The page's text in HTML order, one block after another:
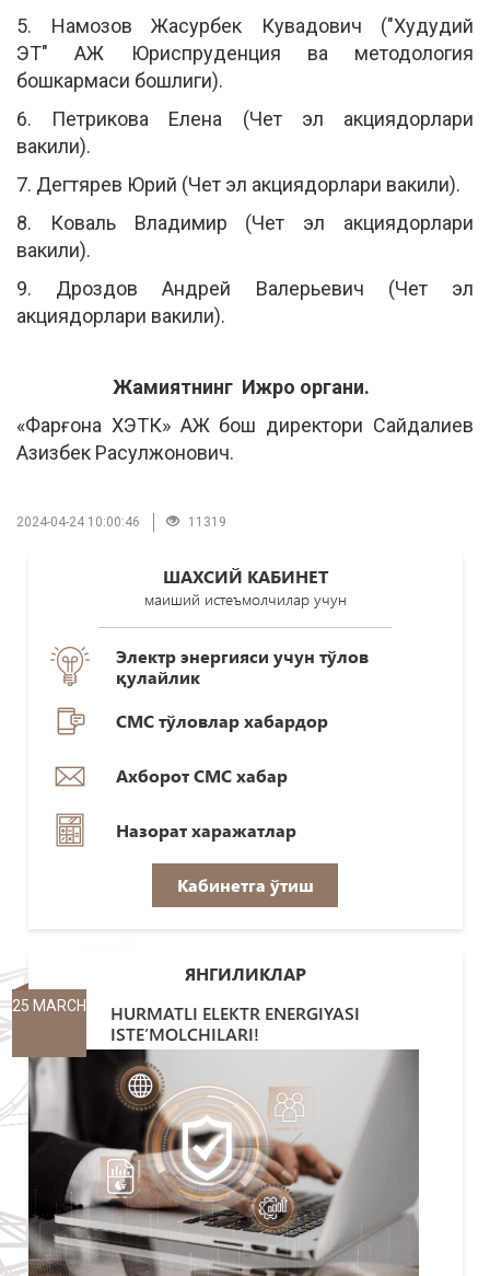
5. Намозов Жасурбек Кувадович ("Худудий
ЭТ" АЖ Юриспруденция ва методология
бошкармаси бошлиги).
6. Петрикова Елена (Чет эл акциядорлари
вакили).
7. Дегтярев Юрий (Чет эл акциядорлари вакили).
8. Коваль Владимир (Чет эл акциядорлари
вакили).
9. Дроздов Андрей Валерьевич (Чет эл
акциядорлари вакили).
Жамиятнинг Ижро органи.
«Фарғона ХЭТК» АЖ бош директори Сайдалиев
Азизбек Расулжонович.
2024-04-24 10:00:46 11319
ШАХСИЙ КАБИНЕТ
маиший истеъмолчилар учун
Электр энергияси учун тўлов
қулайлик
СМС тўловлар хабардор
Ахборот СМС хабар
Назорат харажатлар
Кабинетга ўтиш
ЯНГИЛИКЛАР
25 MARCH
HURMATLI ELEKTR ENERGIYASI
ISTE’MOLCHILARI!